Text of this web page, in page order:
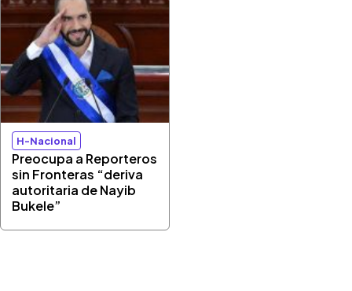
H-Nacional
Preocupa a Reporteros
sin Fronteras “deriva
autoritaria de Nayib
Bukele”